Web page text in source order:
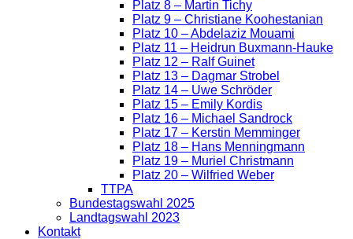
Platz 8 – Martin Tichy
Platz 9 – Christiane Koohestanian
Platz 10 – Abdelaziz Mouami
Platz 11 – Heidrun Buxmann-Hauke
Platz 12 – Ralf Guinet
Platz 13 – Dagmar Strobel
Platz 14 – Uwe Schröder
Platz 15 – Emily Kordis
Platz 16 – Michael Sandrock
Platz 17 – Kerstin Memminger
Platz 18 – Hans Menningmann
Platz 19 – Muriel Christmann
Platz 20 – Wilfried Weber
TTPA
Bundestagswahl 2025
Landtagswahl 2023
Kontakt